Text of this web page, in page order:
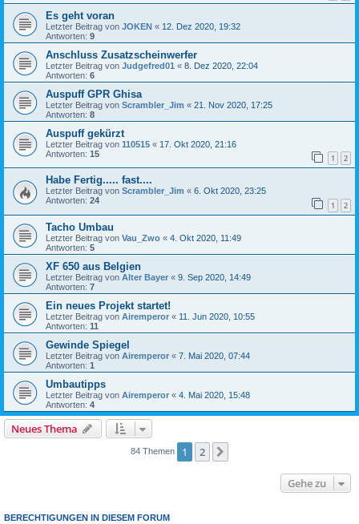
Es geht voran
Letzter Beitrag von JOKEN « 12. Dez 2020, 19:32
Antworten: 9
Anschluss Zusatzscheinwerfer
Letzter Beitrag von Judgefred01 « 8. Dez 2020, 22:04
Antworten: 6
Auspuff GPR Ghisa
Letzter Beitrag von Scrambler_Jim « 21. Nov 2020, 17:25
Antworten: 8
Auspuff gekürzt
Letzter Beitrag von 110515 « 17. Okt 2020, 21:16
Antworten: 15 1 2
Habe Fertig..... fast....
Letzter Beitrag von Scrambler_Jim « 6. Okt 2020, 23:25
Antworten: 24 1 2
Tacho Umbau
Letzter Beitrag von Vau_Zwo « 4. Okt 2020, 11:49
Antworten: 5
XF 650 aus Belgien
Letzter Beitrag von Alter Bayer « 9. Sep 2020, 14:49
Antworten: 7
Ein neues Projekt startet!
Letzter Beitrag von Airemperor « 11. Jun 2020, 10:55
Antworten: 11
Gewinde Spiegel
Letzter Beitrag von Airemperor « 7. Mai 2020, 07:44
Antworten: 1
Umbautipps
Letzter Beitrag von Airemperor « 4. Mai 2020, 15:48
Antworten: 4
Neues Thema
84 Themen 1 2
Gehe zu
BERECHTIGUNGEN IN DIESEM FORUM